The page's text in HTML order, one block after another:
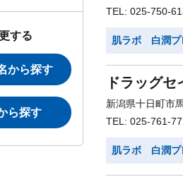
する
から探す
ら探す
TEL: 025-750-
肌ラボ 白潤プ
ドラッグ
新潟県十日町市
TEL: 025-761-
肌ラボ 白潤プ